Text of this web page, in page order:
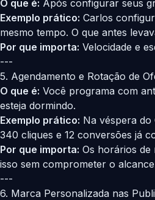
O que é: Após configurar seus
Exemplo prático: Carlos
mesmo tempo. O que antes
Por que importa: Velocidade e
---
5. Agendamento e Rotação de
O que é: Você programa com
esteja dormindo.
Exemplo prático: Na véspera
340 cliques e 12 conversões já
Por que importa: Os horários de
isso sem comprometer o
---
6. Marca Personalizada nas